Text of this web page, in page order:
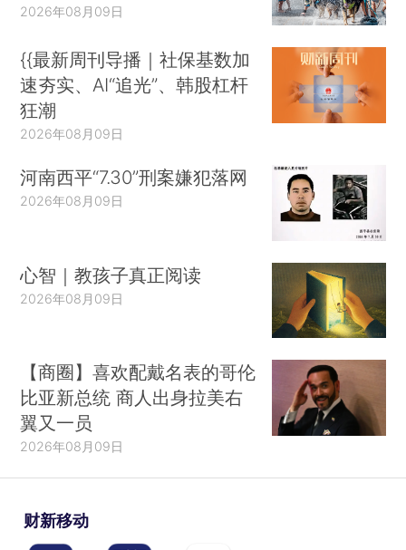
2026年08月09日
{{最新周刊导播｜社保基数加
速夯实、AI“追光”、韩股杠杆
狂潮
2026年08月09日
河南西平“7.30”刑案嫌犯落网
2026年08月09日
心智｜教孩子真正阅读
2026年08月09日
【商圈】喜欢配戴名表的哥伦
比亚新总统 商人出身拉美右
翼又一员
2026年08月09日
财新移动